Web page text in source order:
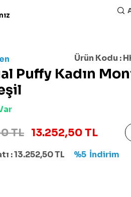
Ürün Kodu :
Puffy Kadın
TL 13.252,50 TL
:13.252,50TL %5 İndirim